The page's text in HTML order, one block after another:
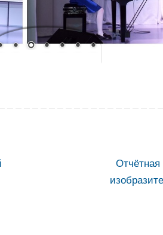
Отчётная